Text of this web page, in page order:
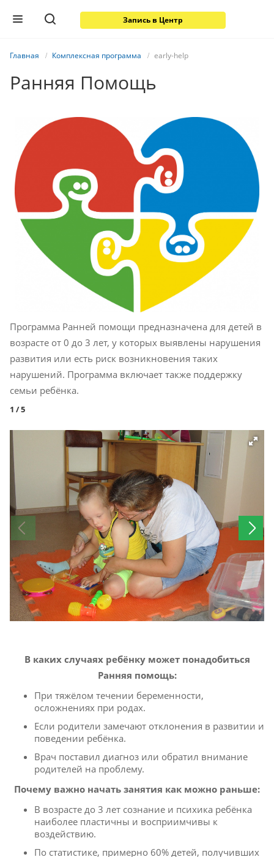
Запись в Центр
Главная Комплексная программа early-help
Ранняя Помощь
Программа Ранней помощи предназначена для детей в
возрасте от 0 до 3 лет, у которых выявлены нарушения
развития или есть риск возникновения таких
нарушений. Программа включает также поддержку
семьи ребёнка.
1 / 5
В каких случаях ребёнку может понадобиться
Ранняя помощь:
При тяжёлом течении беременности,
осложнениях при родах.
Если родители замечают отклонения в развитии и
поведении ребёнка.
Врач поставил диагноз или обратил внимание
родителей на проблему.
Почему важно начать занятия как можно раньше:
В возрасте до 3 лет сознание и психика ребёнка
наиболее пластичны и восприимчивы к
воздействию.
По статистике, примерно 60% детей, получивших